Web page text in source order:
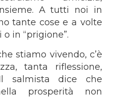
A tutti noi in
tante cose e a volte
in “prigione”.
stiamo vivendo, c’è
tanta riflessione,
salmista dice che
prosperità non